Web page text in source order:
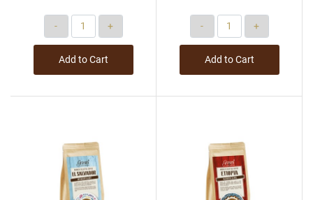
Quantity
Add to Cart
Quantity
Add to Cart